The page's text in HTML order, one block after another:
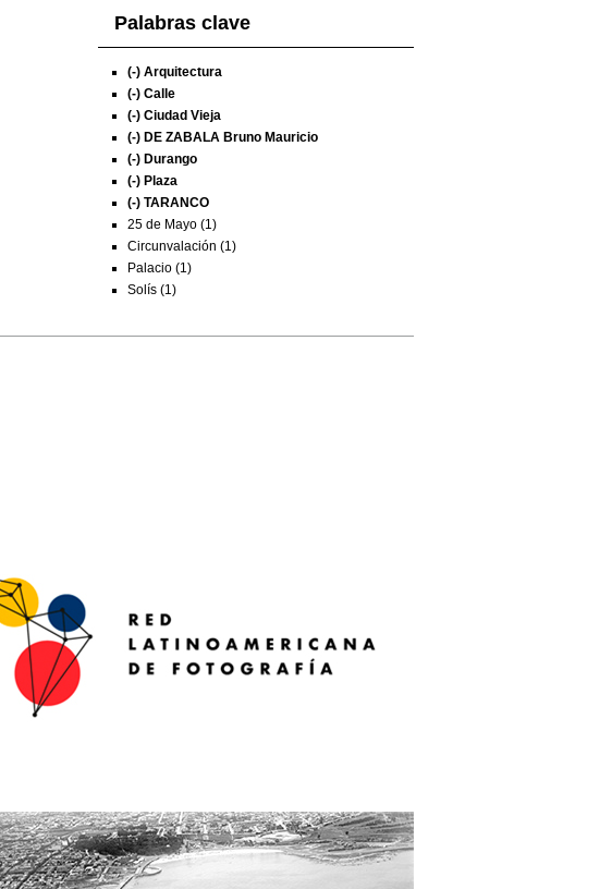
Palabras clave
(-) Arquitectura
(-) Calle
(-) Ciudad Vieja
(-) DE ZABALA Bruno Mauricio
(-) Durango
(-) Plaza
(-) TARANCO
25 de Mayo (1)
Circunvalación (1)
Palacio (1)
Solís (1)